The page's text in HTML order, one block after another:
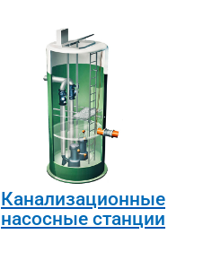
Канализационные
насосные станции